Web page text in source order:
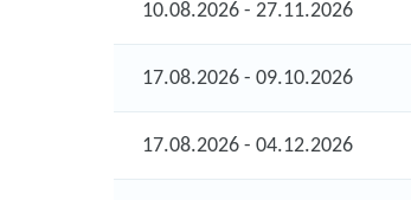
10.08.2026 - 27.11.2026
17.08.2026 - 09.10.2026
17.08.2026 - 04.12.2026